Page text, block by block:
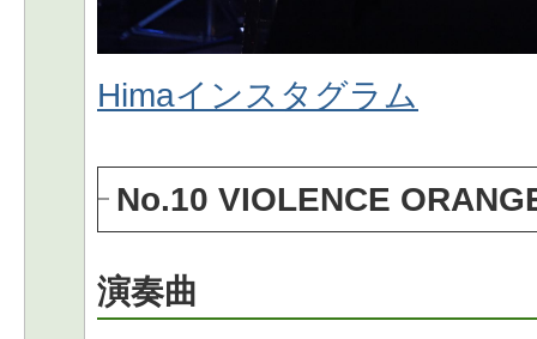
Himaインスタグラム
No.10 VIOLENCE
演奏曲